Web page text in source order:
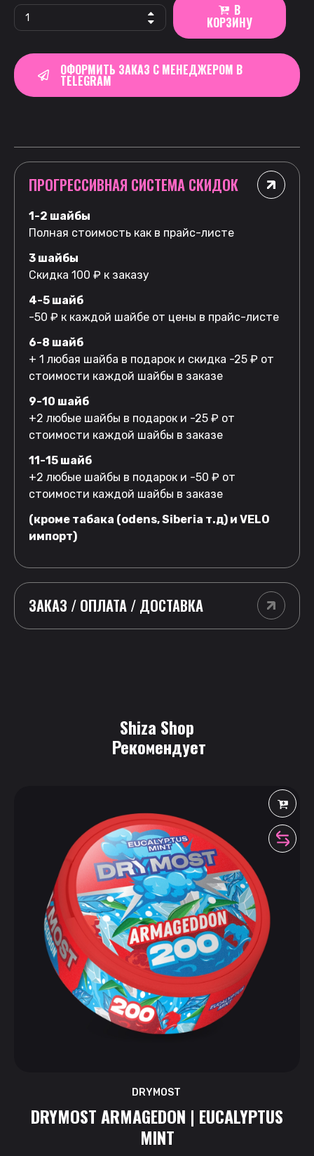
В
КОРЗИНУ
ОФОРМИТЬ ЗАКАЗ С МЕНЕДЖЕРОМ В
TELEGRAM
ПРОГРЕССИВНАЯ СИСТЕМА СКИДОК
1-2 шайбы
Полная стоимость как в прайс-листе
3 шайбы
Скидка 100 ₽ к заказу
4-5 шайб
-50 ₽ к каждой шайбе от цены в прайс-листе
6-8 шайб
+ 1 любая шайба в подарок и скидка -25 ₽ от
стоимости каждой шайбы в заказе
9-10 шайб
+2 любые шайбы в подарок и -25 ₽ от
стоимости каждой шайбы в заказе
11-15 шайб
+2 любые шайбы в подарок и -50 ₽ от
стоимости каждой шайбы в заказе
(кроме табака (odens, Siberia т.д) и VELO
импорт)
ЗАКАЗ / ОПЛАТА / ДОСТАВКА
Shiza Shop
Рекомендует
DRYMOST
DRYMOST ARMAGEDON | EUCALYPTUS
MINT